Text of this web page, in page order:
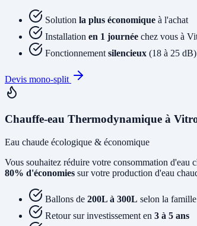
Solution la plus économique à l'achat
Installation en 1 journée chez vous à
Fonctionnement silencieux (18 à 25 dB)
Devis mono-split
Chauffe-eau Thermodynamique à
Eau chaude écologique & économique
Vous souhaitez réduire votre consommation d'eau
80% d'économies sur votre production d'eau
Ballons de 200L à 300L selon la famille
Retour sur investissement en 3 à 5 ans